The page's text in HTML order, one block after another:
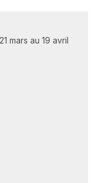
mars au 19 avril